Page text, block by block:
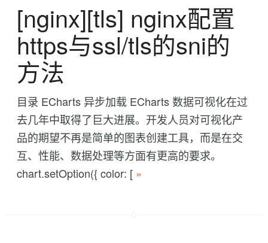
[nginx][tls] nginx配置
https与ssl/tls的sni的
方法
目录 ECharts 异步加载 ECharts 数据可视化在过
去几年中取得了巨大进展。开发人员对可视化产
品的期望不再是简单的图表创建工具，而是在交
互、性能、数据处理等方面有更高的要求。
chart.setOption({ color: [ »